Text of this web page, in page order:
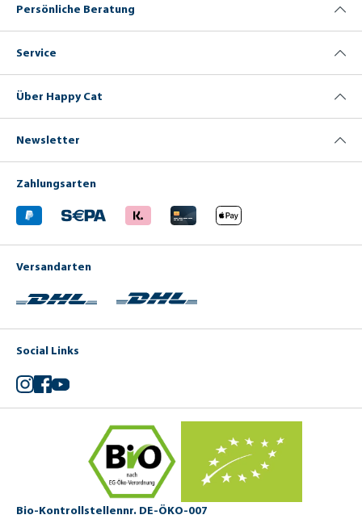
Persönliche Beratung
Service
Über Happy Cat
Newsletter
Zahlungsarten
Versandarten
Social Links
Instagram
Facebook
YouTube
Bio-Kontrollstellennr. DE-ÖKO-007